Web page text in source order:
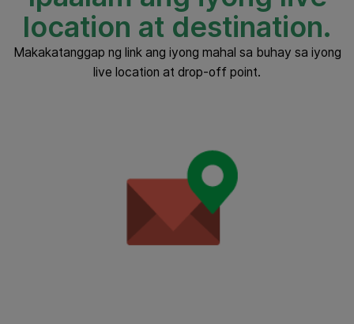
location at destination.
Makakatanggap ng link ang iyong mahal sa buhay sa iyong
live location at drop-off point.